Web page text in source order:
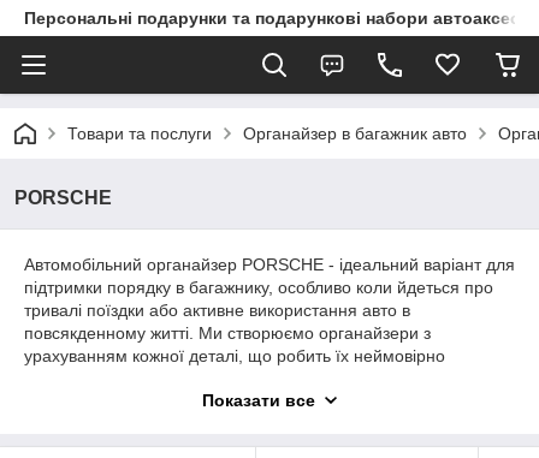
Персональні подарунки та подарункові набори
Товари та послуги Органайзер в багажник авто
PORSCHE
Автомобільний органайзер PORSCHE - ідеальний варіант для
підтримки порядку в багажнику, особливо коли йдеться про
тривалі поїздки або активне використання авто в
повсякденному житті. Ми створюємо органайзери з
урахуванням кожної деталі, що робить їх неймовірно
аптечки, вогнегасника, інструментів, туристичних наборів та
багажнику завжди буде лад, а потрібні предмети будуть під
Показати все